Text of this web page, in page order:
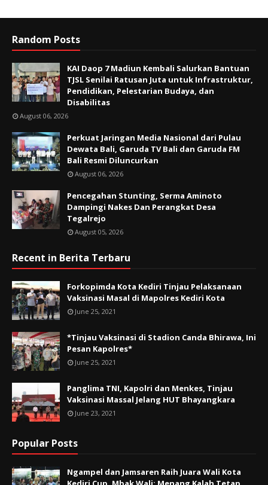
Random Posts
KAI Daop 7 Madiun Kembali Salurkan Bantuan
TJSL Senilai Ratusan Juta untuk Infrastruktur,
Pendidikan, Pelestarian Budaya, dan
Disabilitas
August 06, 2026
Perkuat Jaringan Media Nasional dari Pulau
Dewata Bali, Garuda TV Bali dan Garuda FM
Bali Resmi Diluncurkan
August 06, 2026
Pencegahan Stunting, Serma Aminoto
Dampingi Nakes Dan Perangkat Desa
Tegalrejo
August 05, 2026
Recent in Berita Terbaru
Forkopimda Kota Kediri Tinjau Pelaksanaan
Vaksinasi Masal di Mapolres Kediri Kota
June 25, 2021
*Tinjau Vaksinasi di Stadion Canda Bhirawa, Ini
Pesan Kapolres*
June 25, 2021
Panglima TNI, Kapolri dan Menkes, Tinjau
Vaksinasi Massal Jelang HUT Bhayangkara
June 23, 2021
Popular Posts
Ngampel dan Jamsaren Raih Juara Wali Kota